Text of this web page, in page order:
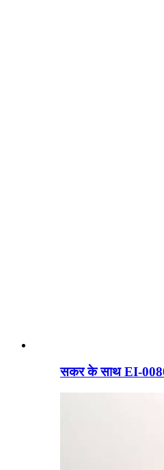
सकर के साथ EI-